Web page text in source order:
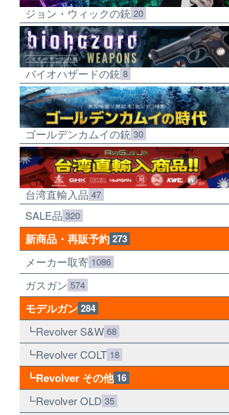
ジョン・ウィックの銃 20
バイオハザードの銃 8
ゴールデンカムイの銃 30
台湾直輸入品 47
SALE品 320
新商品・再販予約 273
メーカー取寄 1086
ガスガン 574
モデルガン 284
Revolver S&W 68
Revolver COLT 18
Revolver その他 16
Revolver OLD 35